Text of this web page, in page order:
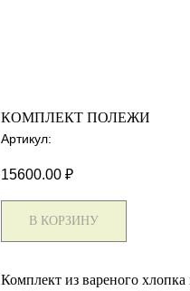
КОМПЛЕКТ ПОЛЕЖИ
Артикул:
15600.00 ₽
В КОРЗИНУ
Комплект из вареного